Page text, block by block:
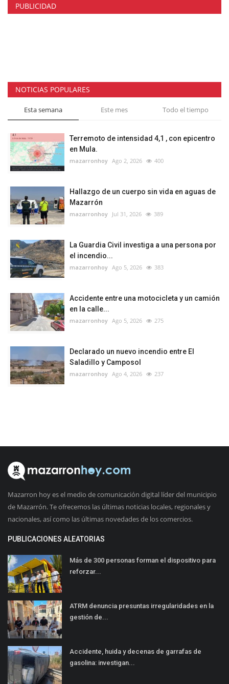
PUBLICIDAD
NOTICIAS POPULARES
Esta semana Este mes Todo el tiempo
Terremoto de intensidad 4,1 , con epicentro
en Mula.
mazarronhoy Ago 2, 2026 400
Hallazgo de un cuerpo sin vida en aguas de
Mazarrón
mazarronhoy Jul 31, 2026 389
La Guardia Civil investiga a una persona por
el incendio...
mazarronhoy Ago 5, 2026 383
Accidente entre una motocicleta y un camión
en la calle...
mazarronhoy Ago 5, 2026 275
Declarado un nuevo incendio entre El
Saladillo y Camposol
mazarronhoy Ago 4, 2026 237
Mazarron hoy es el medio de comunicación digital líder del municipio
de Mazarrón. Te ofrecemos las últimas noticias locales, regionales y
nacionales, así como las últimas novedades de los comercios.
PUBLICACIONES ALEATORIAS
Más de 300 personas forman el dispositivo para
reforzar...
ATRM denuncia presuntas irregularidades en la
gestión de...
Accidente, huida y decenas de garrafas de
gasolina: investigan...